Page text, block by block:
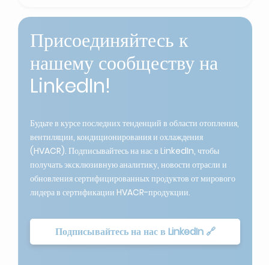
Присоединяйтесь к
нашему сообществу на
LinkedIn!
Будьте в курсе последних тенденций в области отопления,
вентиляции, кондиционирования и охлаждения
(HVACR). Подписывайтесь на нас в LinkedIn, чтобы
получать эксклюзивную аналитику, новости отрасли и
обновления сертифицированных продуктов от мирового
лидера в сертификации HVACR-продукции.
Подписывайтесь на нас в LinkedIn 🔗